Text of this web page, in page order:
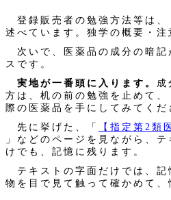
登録販売者の勉強方法等は、
述べています。独学の概要・注
次いで、医薬品の成分の暗記
スです。
実地が一番頭に入ります。 成
方は、机の前の勉強を止めて
際の医薬品を手にしてみてくだ
先に挙げた、「
【指定第2類
」などのページを見ながら、
けでも、記憶に残ります。
テキストの字面だけでは、記
物を目で見て触って確かめて、